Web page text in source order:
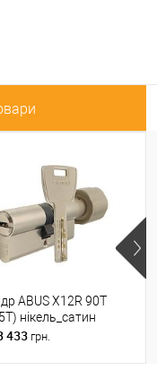
ABUS X12R 90T
нікель_сатин
433 грн.